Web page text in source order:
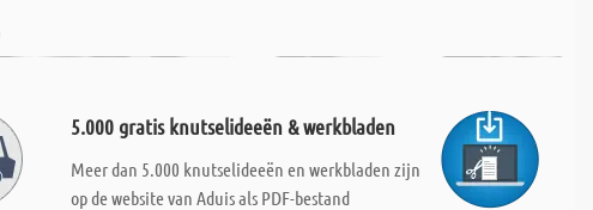
5.000 gratis knutselideeën & werkbladen
Meer dan 5.000 knutselideeën en werkbladen zijn
op de website van Aduis als PDF-bestand